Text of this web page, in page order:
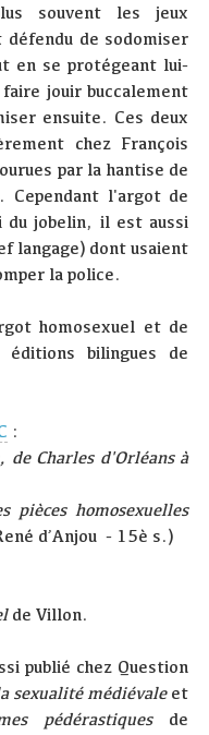
souvent les jeux
de sodomiser
en se protégeant lui-
jouir buccalement
ensuite. Ces deux
chez François
par la hantise de
Cependant l'argot de
jobelin, il est aussi
langage) dont usaient
la police.
homosexuel et de
bilingues de
:
de Charles d'Orléans à
pièces homosexuelles
d’Anjou - 15è s.)
de Villon.
publié chez Question
sexualité médiévaleet
pédérastiquesde